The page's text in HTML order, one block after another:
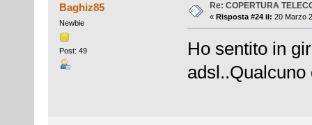
Baghiz85
Newbie
Post: 49
Re: COPERTURA
« Risposta #24 il: 20 Marzo
Ho sentito in